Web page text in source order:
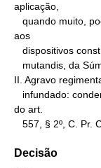
aplicação,
aos
II. Agravo
do art.
557, § 2º, C. Pr.
Decisão